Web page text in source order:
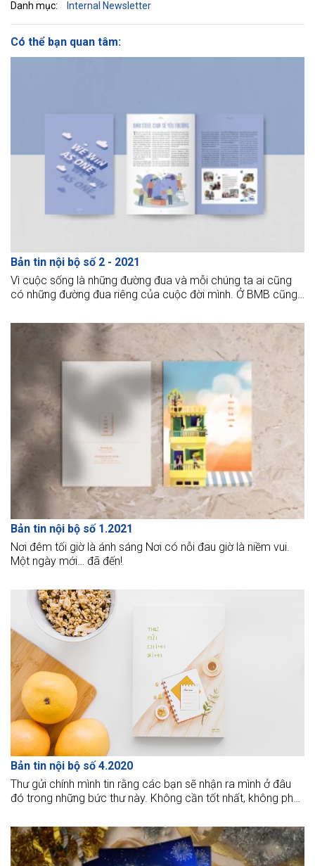
Danh mục: Internal Newsletter
Có thể bạn quan tâm:
Bản tin nội bộ số 2 - 2021
Vì cuộc sống là những đường đua và mỗi chúng ta ai cũng
có những đường đua riêng của cuộc đời mình. Ở BMB cũng
thắng. Ở những thời điểm nhất định sẽ có người “chiến
thắng”, cũng sẽ có người “thua cuộc” hoặc vấp ngã và bước
chậm lại trên những con đường ấy. Nhưng điều quan trọng là
chúng ta đã cố gắng vượt qua thử thách, vượt qua bản thân
để chiến thắng chính bản thân mình. Chặng đường trước mắt
có thể thật dài, có thể gian nan nhưng cùng nhau chúng ta sẽ
tiếp tục vững bước và chinh phục những đường đua mới.
Bản tin nội bộ số 1.2021
Nơi đêm tối giờ là ánh sáng Nơi có nỗi đau giờ là niềm vui.
Một ngày mới… đã đến!
Bản tin nội bộ số 4.2020
Thư gửi chính mình tin rằng các bạn sẽ nhận ra mình ở đâu
đó trong những bức thư này. Không cần tốt nhất, không phải
phúc nhất của chính mình.